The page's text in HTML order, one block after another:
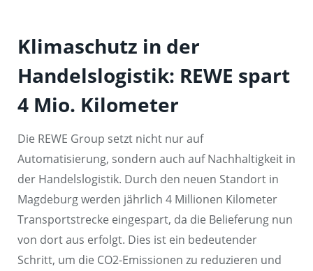
Klimaschutz in der
Handelslogistik: REWE spart
4 Mio. Kilometer
Die REWE Group setzt nicht nur auf
Automatisierung, sondern auch auf Nachhaltigkeit in
der Handelslogistik. Durch den neuen Standort in
Magdeburg werden jährlich 4 Millionen Kilometer
Transportstrecke eingespart, da die Belieferung nun
von dort aus erfolgt. Dies ist ein bedeutender
Schritt, um die CO2-Emissionen zu reduzieren und